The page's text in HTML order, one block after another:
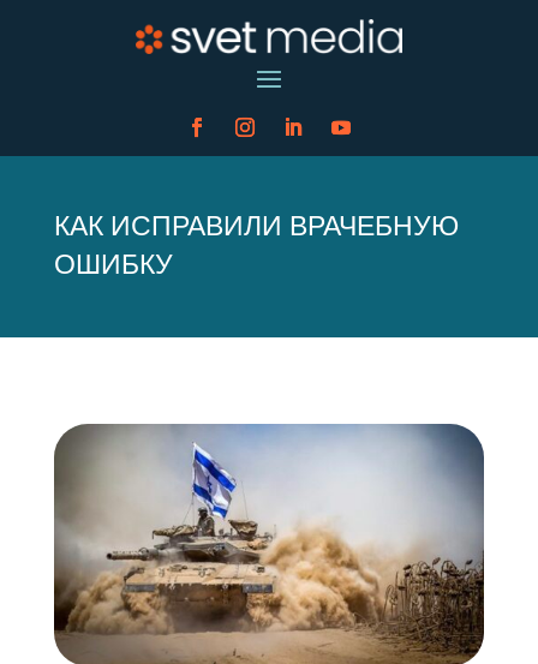
КАК ИСПРАВИЛИ ВРАЧЕБНУЮ
ОШИБКУ